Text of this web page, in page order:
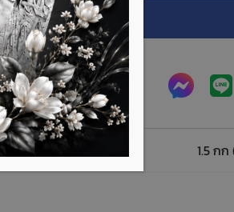
หยิบใส่ตะกร้า
1.5 กก